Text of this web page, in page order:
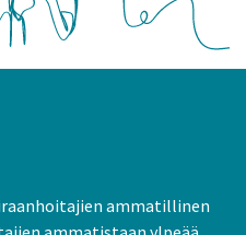
ammatillinen